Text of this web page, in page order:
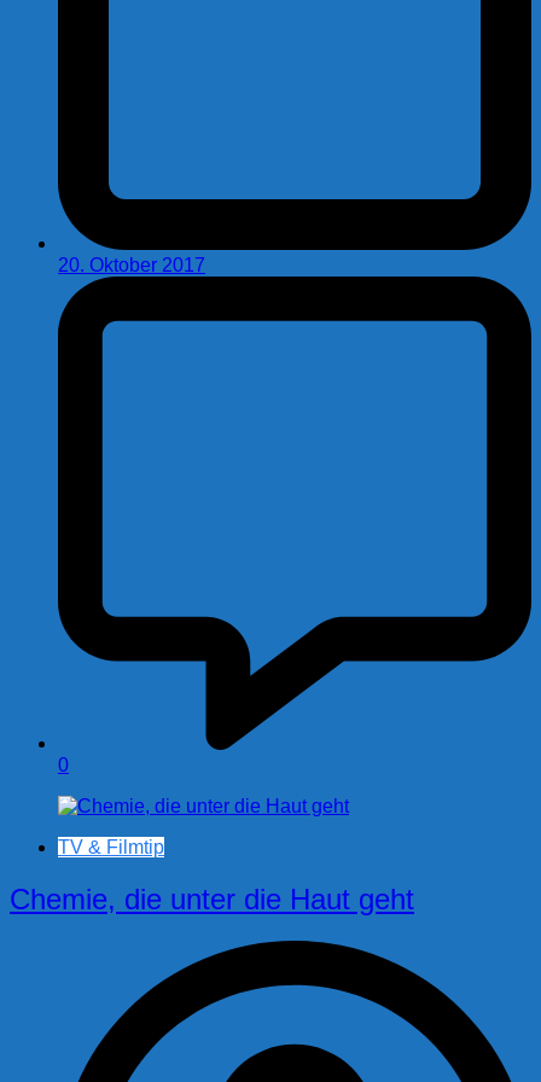
20. Oktober 2017
0
TV & Filmtip
Chemie, die unter die Haut geht